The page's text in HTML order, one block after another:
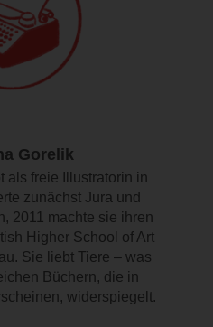
Gorelik
als freie Illustratorin in
zunächst Jura und
2011 machte sie ihren
Higher School of Art
Sie liebt Tiere – was
Büchern, die in
widerspiegelt.